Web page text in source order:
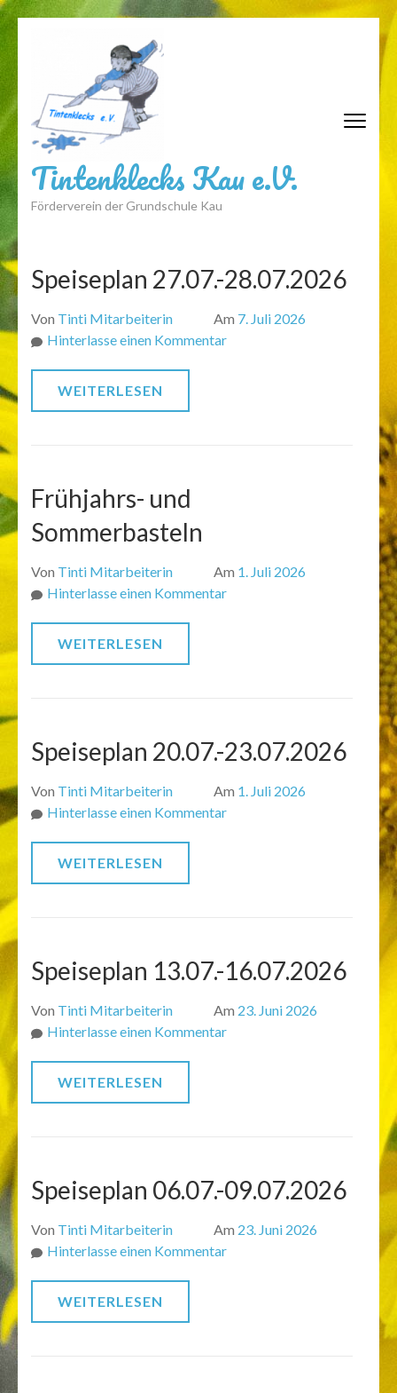
(Eingabetaste
drücken)
Tintenklecks Kau e.V.
Förderverein der Grundschule Kau
Speiseplan 27.07.-28.07.2026
Von Tinti Mitarbeiterin Am 7. Juli 2026
Hinterlasse einen Kommentarzu
WEITERLESEN
Frühjahrs- und
Sommerbasteln
Von Tinti Mitarbeiterin Am 1. Juli 2026
Hinterlasse einen Kommentarzu
WEITERLESEN
Speiseplan 20.07.-23.07.2026
Von Tinti Mitarbeiterin Am 1. Juli 2026
Hinterlasse einen Kommentarzu
WEITERLESEN
Speiseplan 13.07.-16.07.2026
Von Tinti Mitarbeiterin Am 23. Juni 2026
Hinterlasse einen Kommentarzu
WEITERLESEN
Speiseplan 06.07.-09.07.2026
Von Tinti Mitarbeiterin Am 23. Juni 2026
Hinterlasse einen Kommentarzu
WEITERLESEN